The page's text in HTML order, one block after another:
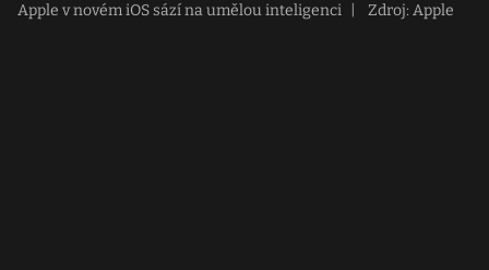
Apple v novém iOS sází na umělou inteligenci Zdroj: Apple